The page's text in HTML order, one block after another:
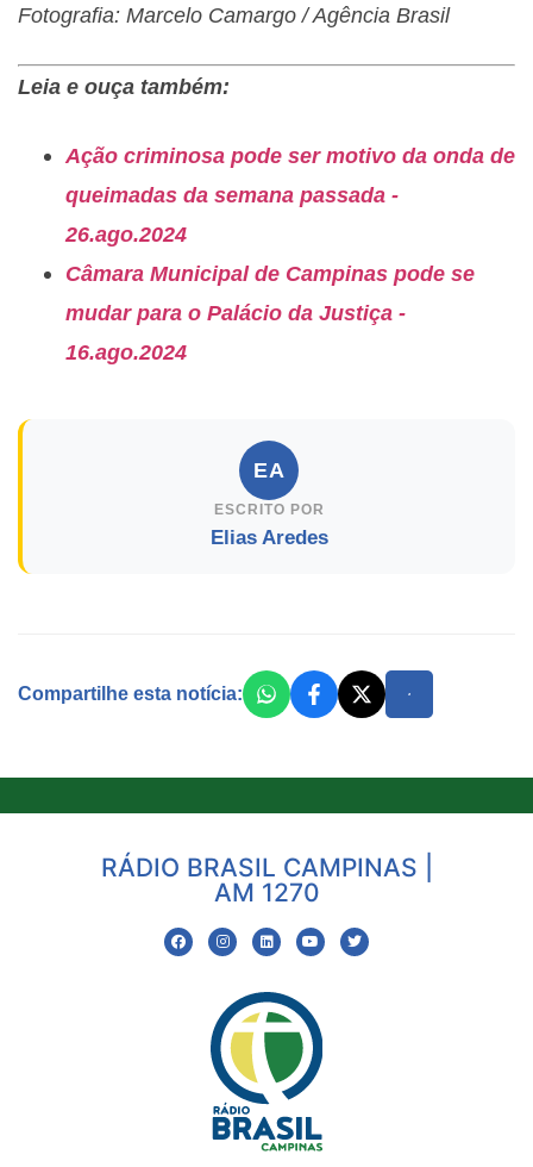
Fotografia: Marcelo Camargo / Agência Brasil
Leia e ouça também:
Ação criminosa pode ser motivo da onda de
queimadas da semana passada -
26.ago.2024
Câmara Municipal de Campinas pode se
mudar para o Palácio da Justiça -
16.ago.2024
EA
ESCRITO POR
Elias Aredes
Compartilhe esta notícia:
RÁDIO BRASIL CAMPINAS |
AM 1270